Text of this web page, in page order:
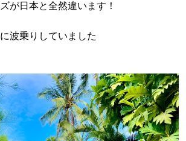
が日本と全然違います！
波乗りしていました